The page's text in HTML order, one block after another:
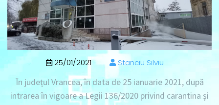
25/01/2021 Stanciu Silviu
În județul Vrancea, în data de 25 ianuarie 2021, după
intrarea în vigoare a Legii 136/2020 privind carantina și